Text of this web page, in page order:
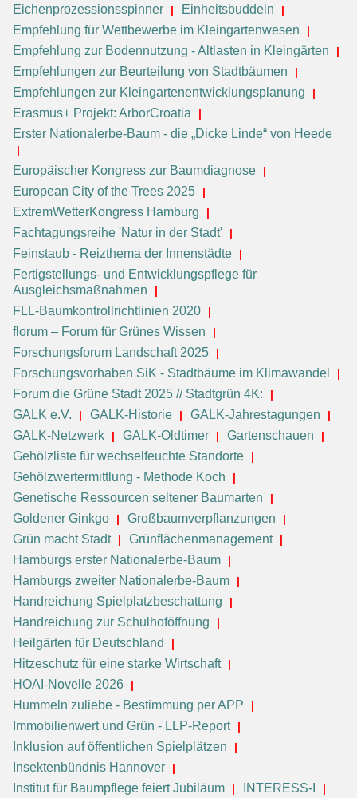
Eichenprozessionsspinner
Einheitsbuddeln
Empfehlung für Wettbewerbe im Kleingartenwesen
Empfehlung zur Bodennutzung - Altlasten in Kleingärten
Empfehlungen zur Beurteilung von Stadtbäumen
Empfehlungen zur Kleingartenentwicklungsplanung
Erasmus+ Projekt: ArborCroatia
Erster Nationalerbe-Baum - die „Dicke Linde“ von Heede
Europäischer Kongress zur Baumdiagnose
European City of the Trees 2025
ExtremWetterKongress Hamburg
Fachtagungsreihe 'Natur in der Stadt'
Feinstaub - Reizthema der Innenstädte
Fertigstellungs- und Entwicklungspflege für
Ausgleichsmaßnahmen
FLL-Baumkontrollrichtlinien 2020
florum – Forum für Grünes Wissen
Forschungsforum Landschaft 2025
Forschungsvorhaben SiK - Stadtbäume im Klimawandel
Forum die Grüne Stadt 2025 // Stadtgrün 4K:
GALK e.V.
GALK-Historie
GALK-Jahrestagungen
GALK-Netzwerk
GALK-Oldtimer
Gartenschauen
Gehölzliste für wechselfeuchte Standorte
Gehölzwertermittlung - Methode Koch
Genetische Ressourcen seltener Baumarten
Goldener Ginkgo
Großbaumverpflanzungen
Grün macht Stadt
Grünflächenmanagement
Hamburgs erster Nationalerbe-Baum
Hamburgs zweiter Nationalerbe-Baum
Handreichung Spielplatzbeschattung
Handreichung zur Schulhoföffnung
Heilgärten für Deutschland
Hitzeschutz für eine starke Wirtschaft
HOAI-Novelle 2026
Hummeln zuliebe - Bestimmung per APP
Immobilienwert und Grün - LLP-Report
Inklusion auf öffentlichen Spielplätzen
Insektenbündnis Hannover
Institut für Baumpflege feiert Jubiläum
INTERESS-I